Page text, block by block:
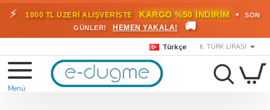
⚡ 1000 TL ÜZERİ ALIŞVERİŞTE KARGO %50 İNDİRİM •
SON
GÜNLER!
HEMEN YAKALA! 🚚
Türkçe ₺ TÜRK LIRASI